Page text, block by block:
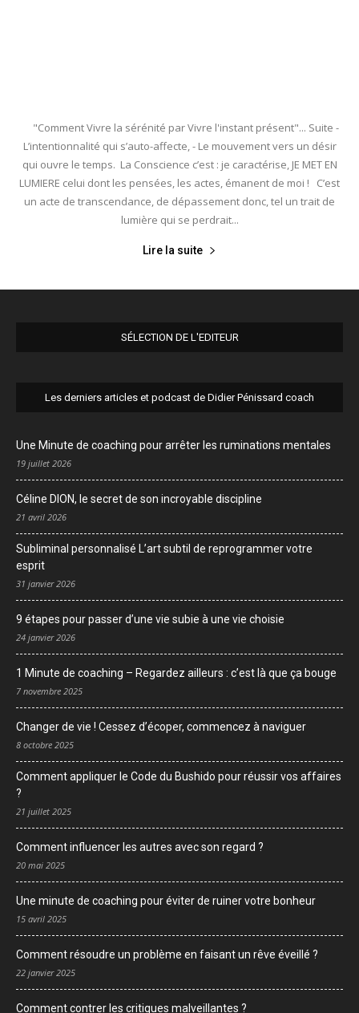
"Comment Vivre la sérénité par Vivre l'instant présent"... Suite -
L’intentionnalité qui s’auto-affecte, - Le mouvement vers un désir
qui ouvre le temps. La Conscience c’est : je caractérise, JE MET EN
LUMIERE celui dont les pensées, les actes, émanent de moi ! C’est
un acte de transcendance, de dépassement donc, tel un trait de
lumière qui se perdrait...
Lire la suite
SÉLECTION DE L'EDITEUR
Les derniers articles et podcast de Didier Pénissard coach
Une Minute de coaching pour arrêter les ruminations mentales
19 juillet 2026
Céline DION, le secret de son incroyable discipline
21 avril 2026
Subliminal personnalisé L’art subtil de reprogrammer votre
esprit
31 janvier 2026
9 étapes pour passer d’une vie subie à une vie choisie
24 janvier 2026
1 Minute de coaching – Regardez ailleurs : c’est là que ça bouge
7 novembre 2025
Changer de vie ! Cessez d’écoper, commencez à naviguer
8 octobre 2025
Comment appliquer le Code du Bushido pour réussir vos affaires
?
21 juillet 2025
Comment influencer les autres avec son regard ?
20 mai 2025
Une minute de coaching pour éviter de ruiner votre bonheur
15 avril 2025
Comment résoudre un problème en faisant un rêve éveillé ?
22 janvier 2025
Comment contrer les critiques malveillantes ?